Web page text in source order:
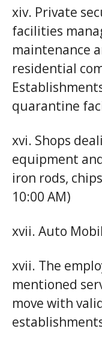
xiv. Private
facilities
maintenance
residential
quarantine
xvi. Shops
equipment
iron rods,
10:00 AM)
xvii. Auto
xvii. The
mentioned
move with